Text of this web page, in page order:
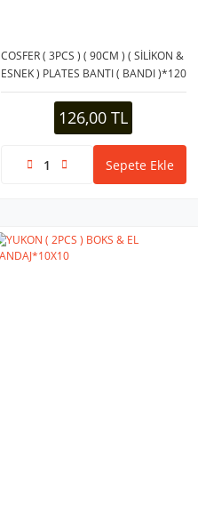
COSFER ( 3PCS ) ( 90CM ) ( SİLİKON &
ESNEK ) PLATES BANTI ( BANDI )*120
126,00 TL
Sepete Ekle